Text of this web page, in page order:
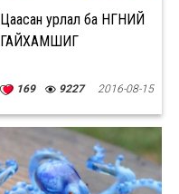
Цаасан урлал ба ӨНГӨНИЙ
ГАЙХАМШИГ
169 9227 2016-08-15